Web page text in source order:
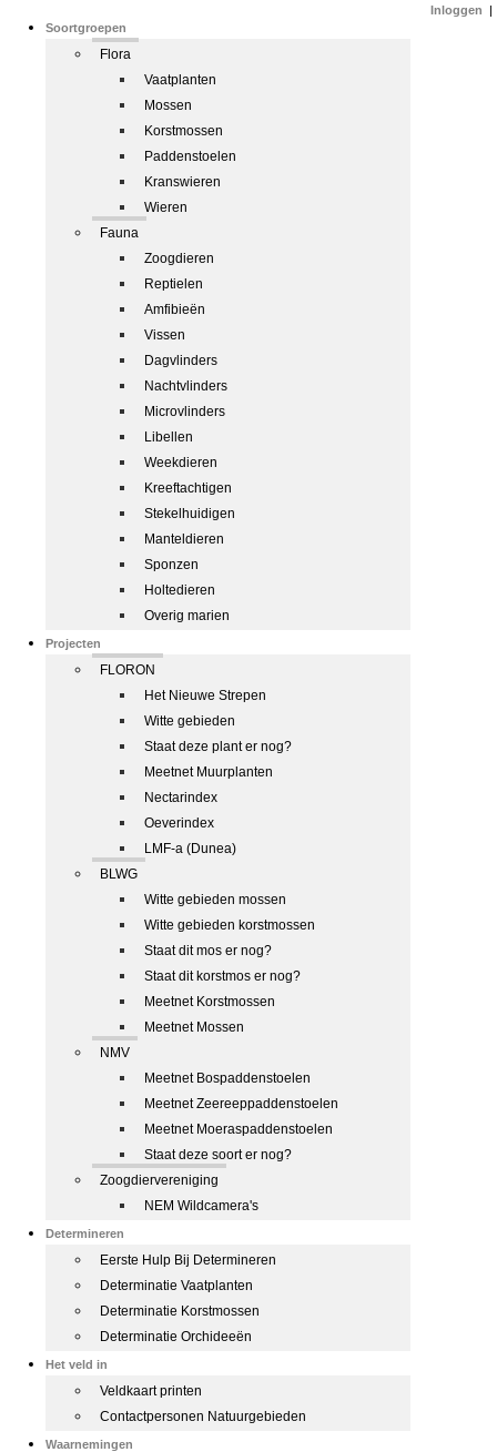
Soortgroepen
Flora
Vaatplanten
Mossen
Korstmossen
Paddenstoelen
Kranswieren
Wieren
Fauna
Zoogdieren
Reptielen
Amfibieën
Vissen
Dagvlinders
Nachtvlinders
Microvlinders
Libellen
Weekdieren
Kreeftachtigen
Stekelhuidigen
Manteldieren
Sponzen
Holtedieren
Overig marien
Projecten
FLORON
Het Nieuwe Strepen
Witte gebieden
Staat deze plant er nog?
Meetnet Muurplanten
Nectarindex
Oeverindex
LMF-a (Dunea)
BLWG
Witte gebieden mossen
Witte gebieden korstmossen
Staat dit mos er nog?
Staat dit korstmos er nog?
Meetnet Korstmossen
Meetnet Mossen
NMV
Meetnet Bospaddenstoelen
Meetnet Zeereeppaddenstoelen
Meetnet Moeraspaddenstoelen
Staat deze soort er nog?
Zoogdiervereniging
NEM Wildcamera's
Determineren
Eerste Hulp Bij Determineren
Determinatie Vaatplanten
Determinatie Korstmossen
Determinatie Orchideeën
Het veld in
Veldkaart printen
Contactpersonen Natuurgebieden
Waarnemingen
Inloggen |